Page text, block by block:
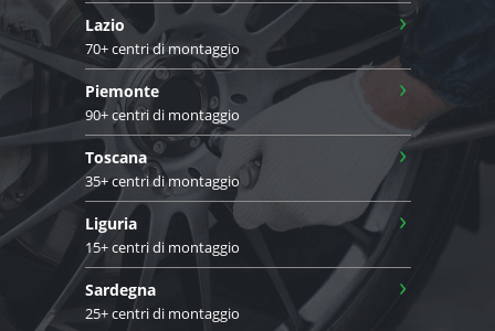
Lazio
70+ centri di montaggio
›
Piemonte
90+ centri di montaggio
›
Toscana
35+ centri di montaggio
›
Liguria
15+ centri di montaggio
›
Sardegna
25+ centri di montaggio
›